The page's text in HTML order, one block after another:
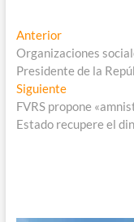
Navegación
de
entradas
AnteriorEntrada
anterior:
Organizaciones
Presidente de la
SiguienteEntrada
siguiente:
FVRS propone
Estado recupere el